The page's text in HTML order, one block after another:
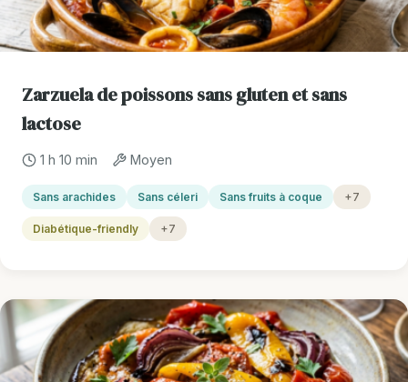
Zarzuela de poissons sans gluten et sans
lactose
1 h 10 min Moyen
Sans arachides Sans céleri Sans fruits à coque +7
Diabétique-friendly +7